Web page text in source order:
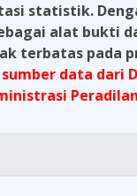
statistik.
alat bukti
terbatas pada
data dari